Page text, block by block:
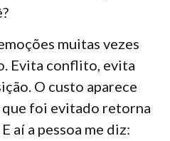
muitas vezes
Evita conflito, evita
O custo aparece
foi evitado retorna
aí a pessoa me diz: